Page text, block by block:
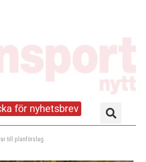
för nyhetsbrev
till planförslag